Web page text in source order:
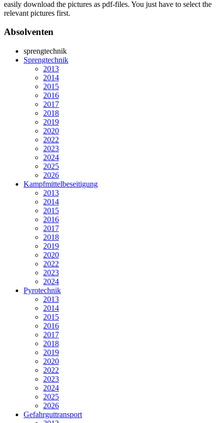
easily download the pictures as pdf-files. You just have to select the
relevant pictures first.
Absolventen
sprengtechnik
Sprengtechnik
2013
2014
2015
2016
2017
2018
2019
2020
2022
2023
2024
2025
2026
Kampfmittelbeseitigung
2013
2014
2015
2016
2017
2018
2019
2020
2022
2023
2024
Pyrotechnik
2013
2014
2015
2016
2017
2018
2019
2020
2022
2023
2024
2025
2026
Gefahrguttransport